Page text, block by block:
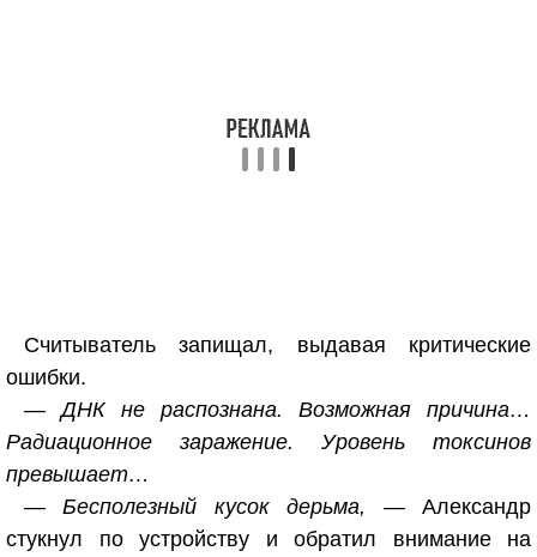
Считыватель запищал, выдавая критические
ошибки.
— ДНК не распознана. Возможная причина…
Радиационное заражение. Уровень токсинов
превышает…
— Бесполезный кусок дерьма, — Александр
стукнул по устройству и обратил внимание на